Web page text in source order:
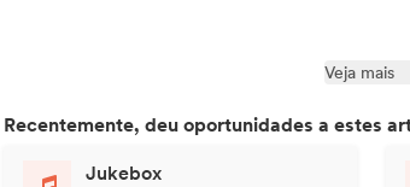
Veja mais
Recentemente, deu oportunidades a estes
Jukebox